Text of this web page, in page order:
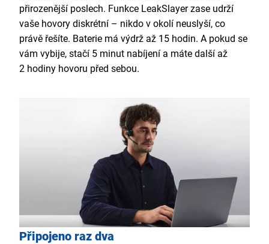
přirozenější poslech. Funkce LeakSlayer zase udrží
vaše hovory diskrétní – nikdo v okolí neuslyší, co
právě řešíte. Baterie má výdrž až 15 hodin. A pokud se
vám vybije, stačí 5 minut nabíjení a máte další až
2 hodiny hovoru před sebou.
Připojeno raz dva